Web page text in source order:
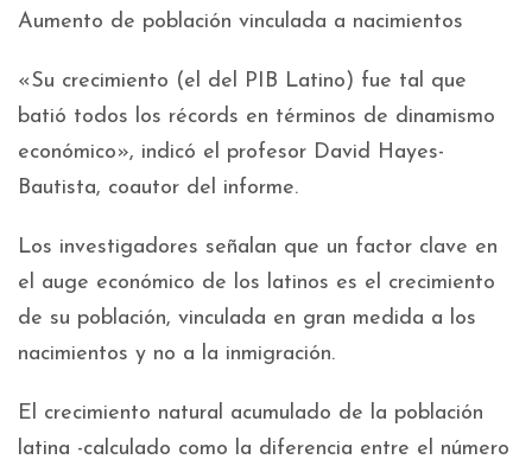
Aumento de población vinculada a nacimientos
«Su crecimiento (el del PIB Latino) fue tal que
batió todos los récords en términos de dinamismo
económico», indicó el profesor David Hayes-
Bautista, coautor del informe.
Los investigadores señalan que un factor clave en
el auge económico de los latinos es el crecimiento
de su población, vinculada en gran medida a los
nacimientos y no a la inmigración.
El crecimiento natural acumulado de la población
latina -calculado como la diferencia entre el número